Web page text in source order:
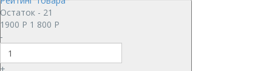
Остаток - 21
1900 Р 1 800 Р
-